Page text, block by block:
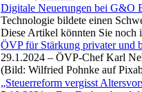
Digitale Neuerungen bei G&O
Technologie bildete einen
Diese Artikel könnten Sie noch
ÖVP für Stärkung privater und
29.1.2024 – ÖVP-Chef Karl
(Bild: Wilfried Pohnke auf
„Steuerreform vergisst